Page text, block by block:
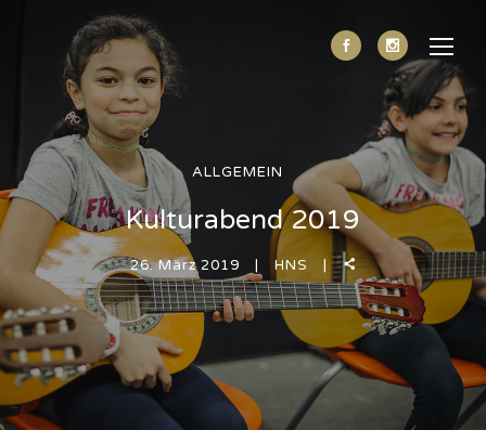
ALLGEMEIN
Kulturabend 2019
26. März 2019 HNS